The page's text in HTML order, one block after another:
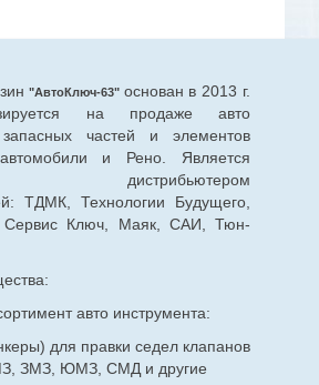
"АвтоКлюч-63" основан в 2013 г.
на продаже авто
запасных частей и элементов
и Рено. Является
дистрибьютером
ТДМК, Технологии Будущего,
Сервис Ключ, Маяк, САИ, Тюн-
авто инструмента:
для правки седел клапанов
ЗМЗ, ЮМЗ, СМД и другие